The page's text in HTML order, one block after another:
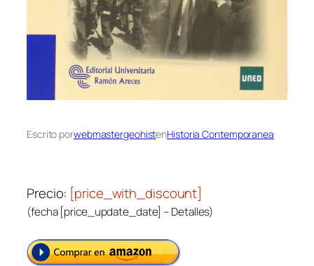
Escrito porwebmastergeohistenHistoria Contemporanea
Precio: [price_with_discount]
(fecha [price_update_date] –Detalles)